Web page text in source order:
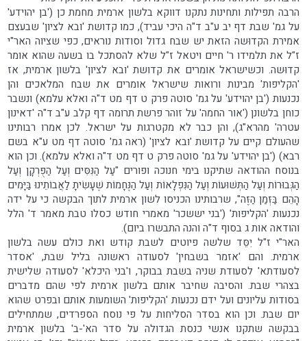
הרבה תפילות ותחינות נתקנו דווקא בלשון ארמית מחמת כן ('בן יהוידע'
על גמ' שבת דף יב ע"ב ד"ה היכי עביד), כמו קדושת 'ובא לציון' שבעצם
אמירת הקדוּשה הזאת יש שבח גדול וסודות נוראים, כפי שציוה האר"י
ז"ל את תלמידו ר' חיים ויטאל ז"ל שלא להסתכל בו בשעה שהוא אומר
קדוּשה. וכשישראל אומרים את קדושת 'ובא לציון' בלשון ארמית, אז
'הקליפות' מבינות ורואות שישראל אומרים את שבח המלאכים והן
נכנעות ('בן יהוידע' על גמ' סוטה פרק ט דף מט ד"ה ואלא עלמא) ונשבר
כוחן בלשונן ('אור החמה' על זוהר פרשת תרומה דף קלב ע"ב ד"ה 'דאינון
עטרה' מהרא"ג), והן כבר לא מקטרגות על ישראל. לכן אמרו רבותינו
שהעולם קיים על קדושת 'ובא לציון' (ראה גמ' סוטה דף מט ע"א בשם
רבא) ('בן יהוידע' על גמ' סוטה פרק ט דף מט ד"ה ואלא עלמא). וכן הוא
בנוסח ההודאה שתיקנו בימי חנוכה ופורים "עַל הַנִּסִּים וְעַל הַפֻּרְקָן וְעַל
הַגְּבוּרוֹת וְעַל הַתְּשׁוּעוֹת וְעַל הַנִּפְלָאוֹת וְעַל הַנֶּחָמוֹת שֶׁעָשִׂיתָ לַאֲבוֹתֵינוּ בַּיָּמִים
הָהֵם בַּזְּמַן הַזֶּה", שרבותינו הכניסו לשון ארמית לתוך הבקשה כי על ידה
נכנעות 'הקליפות' ('בני יששכר' מאמרי חודש כסלו טבת מאמר ד' הלל
והודאה אות ג בסוף ד"ה והנה התבשרו ביום).
האר"י ז"ל יִסֵּד שלשה פיוטים לשבת קודש ואת כולם עשה בלשון
ארמית. והם 'אזמר בשבחין' לסעודה ראשונה בליל שבת, 'אסדר
לסעודתא' לסעודת שניה בשבת בבוקר, ו'בני היכלא' לסעודה שלישית
בצהרי שבת. והסיבה שחיבר אותם בלשון ארמית לפי שהם מדברים
בסודות עליונים ועל ידם נכנעות 'הקליפות' השומעות אותם ובפרט שהוא
יום שבת. וכן הוא בסדר הסליחות על פי נוסח הספרדים, שמתחילים
בבקשה שתקנו אנשי כנסת הגדולה על סדר הא'-ב' בלשון ארמית